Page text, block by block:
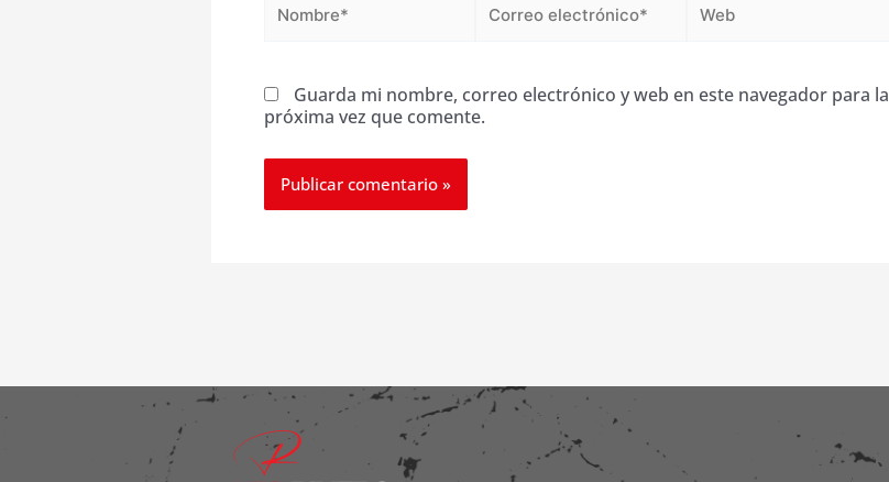
electrónico*
Guarda mi nombre, correo electrónico y web en este navegador para la
próxima vez que comente.